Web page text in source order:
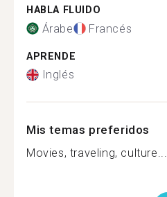
HABLA FLUIDO
Árabe Francés
APRENDE
Inglés
Mis temas preferidos
Movies, traveling, culture...